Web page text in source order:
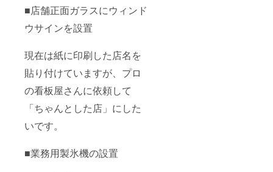
■店舗正面ガラスにウィンド
ウサインを設置
現在は紙に印刷した店名を
貼り付けていますが、プロ
の看板屋さんに依頼して
「ちゃんとした店」にした
いです。
■業務用製氷機の設置